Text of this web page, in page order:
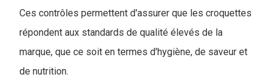
Ces contrôles permettent d'assurer que les croquettes
répondent aux standards de qualité élevés de la
marque, que ce soit en termes d'hygiène, de saveur et
de nutrition.